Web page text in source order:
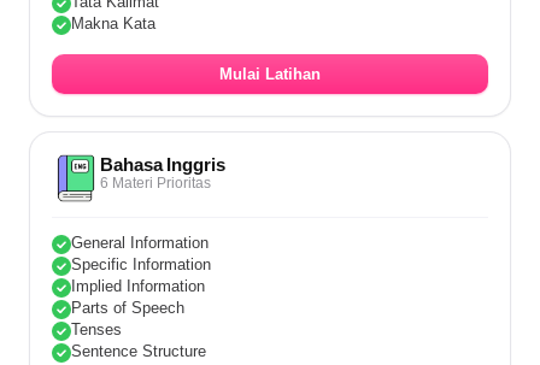
Makna Kata
Mulai Latihan
Bahasa Inggris
6 Materi Prioritas
General Information
Specific Information
Implied Information
Parts of Speech
Tenses
Sentence Structure